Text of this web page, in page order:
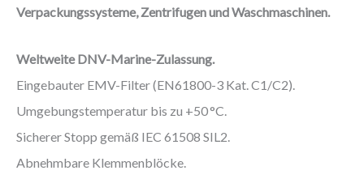
Verpackungssysteme, Zentrifugen und Waschmaschinen.
Weltweite DNV-Marine-Zulassung.
Eingebauter EMV-Filter (EN61800-3 Kat. C1/C2).
Umgebungstemperatur bis zu +50 °C.
Sicherer Stopp gemäß IEC 61508 SIL2.
Abnehmbare Klemmenblöcke.